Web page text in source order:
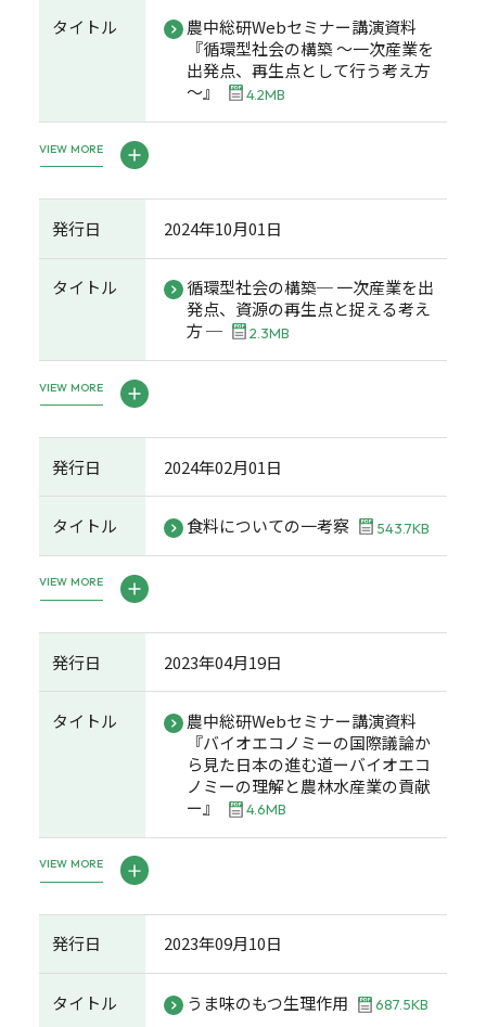
タイトル
農中総研Webセミナー講演資料
『循環型社会の構築 ～一次産業を
出発点、再生点として行う考え方
～』
4.2MB
VIEW MORE
発行日 2024年10月01日
タイトル
循環型社会の構築─ 一次産業を出
発点、資源の再生点と捉える考え
方 ─
2.3MB
VIEW MORE
発行日 2024年02月01日
タイトル 食料についての一考察 543.7KB
VIEW MORE
発行日 2023年04月19日
タイトル
農中総研Webセミナー講演資料
『バイオエコノミーの国際議論か
ら見た日本の進む道ーバイオエコ
ノミーの理解と農林水産業の貢献
ー』
4.6MB
VIEW MORE
発行日 2023年09月10日
タイトル うま味のもつ生理作用 687.5KB